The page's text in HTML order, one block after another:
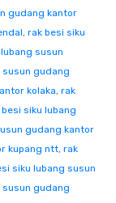
gudang kantor
, rak besi siku
susun
susun gudang
kolaka, rak
siku lubang
gudang kantor
kupang ntt, rak
siku lubang susun
susun gudang